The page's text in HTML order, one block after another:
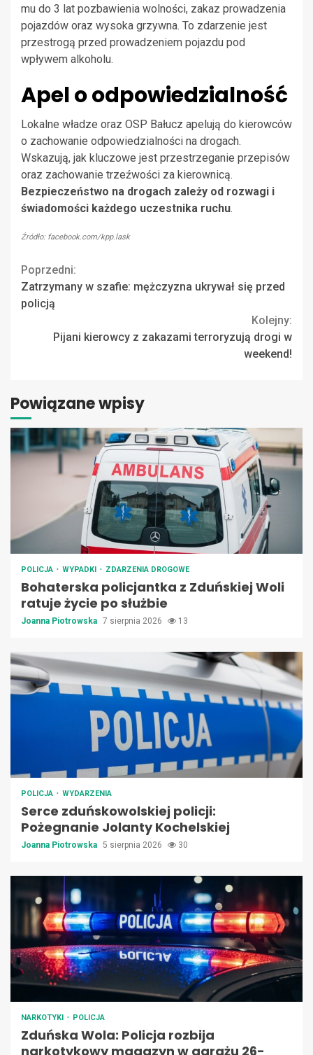
mu do 3 lat pozbawienia wolności, zakaz prowadzenia
pojazdów oraz wysoka grzywna. To zdarzenie jest
przestrogą przed prowadzeniem pojazdu pod
wpływem alkoholu.
Apel o odpowiedzialność
Lokalne władze oraz OSP Bałucz apelują do kierowców
o zachowanie odpowiedzialności na drogach.
Wskazują, jak kluczowe jest przestrzeganie przepisów
oraz zachowanie trzeźwości za kierownicą.
Bezpieczeństwo na drogach zależy od rozwagi i
świadomości każdego uczestnika ruchu.
Źródło: facebook.com/kpp.lask
Continue
Reading
Poprzedni:
Zatrzymany w szafie: mężczyzna ukrywał się przed
policją
Kolejny:
Pijani kierowcy z zakazami terroryzują drogi w
weekend!
Powiązane wpisy
POLICJA WYPADKI ZDARZENIA DROGOWE
Bohaterska policjantka z Zduńskiej Woli
ratuje życie po służbie
Joanna Piotrowska 7 sierpnia 2026 13
POLICJA WYDARZENIA
Serce zduńskowolskiej policji:
Pożegnanie Jolanty Kochelskiej
Joanna Piotrowska 5 sierpnia 2026 30
NARKOTYKI POLICJA
Zduńska Wola: Policja rozbija
narkotykowy magazyn w garażu 26-